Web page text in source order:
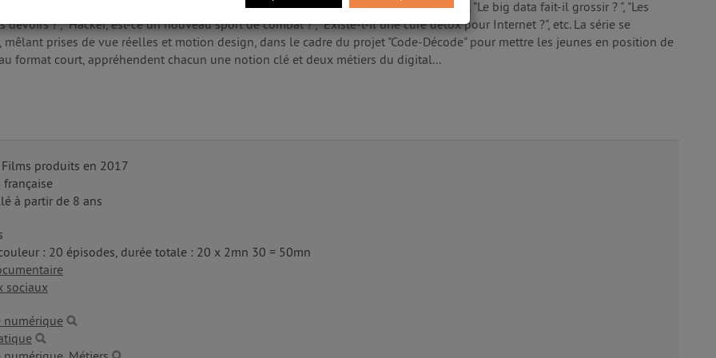
comprenant par exemple "Combien de lutins faut-il pour faire un jeu vidéo ?", "Le big data fait-il grossir ? ", "Les
?", "Hacker, est-ce un nouveau sport de combat ?", "Existe-t-il une cure détox pour Internet ?", etc. La série se
prises de vue réelles et motion design, dans le cadre du projet "Code-Décode" pour mettre les jeunes en position de
format court, appréhendent chacun une notion clé et deux métiers du digital...
Films produits en 2017
française
à partir de 8 ans
: 20 épisodes, durée totale : 20 x 2mn 30 = 50mn
sociaux
numérique